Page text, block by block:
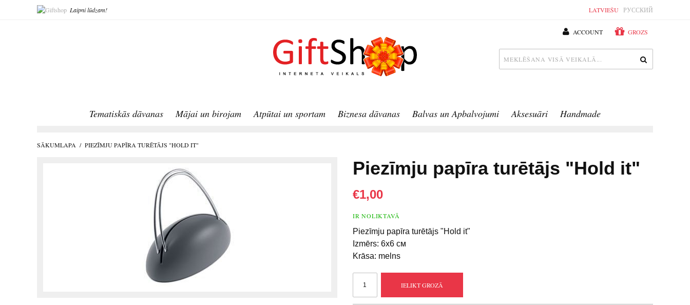
Laipni lūdzam! LATVIEŠU РУССКИЙ
ACCOUNT GROZS
Tematiskās dāvanas Mājai un birojam Atpūtai un sportam Biznesa dāvanas Balvas un Apbalvojumi Aksesuāri Handmade
SĀKUMLAPA / PIEZĪMJU PAPĪRA TURĒTĀJS "HOLD IT"
Piezīmju papīra turētājs "Hold it"
€1,00
IR NOLIKTAVĀ
Piezīmju papīra turētājs "Hold it"
Izmērs: 6x6 см
Krāsa: melns
IELIKT GROZĀ